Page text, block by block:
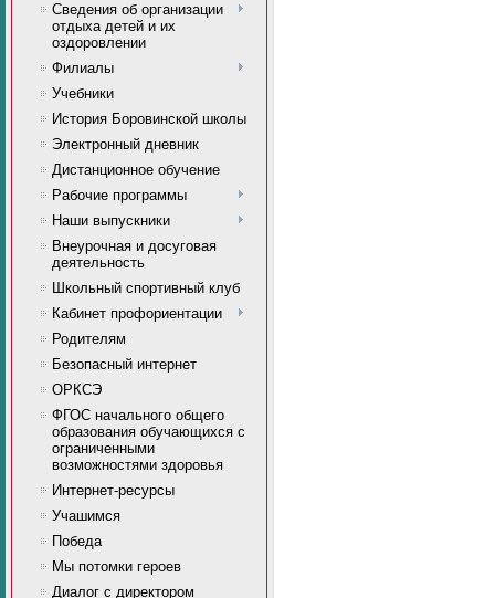
Сведения об организации
отдыха детей и их
оздоровлении
Филиалы
Учебники
История Боровинской школы
Электронный дневник
Дистанционное обучение
Рабочие программы
Наши выпускники
Внеурочная и досуговая
деятельность
Школьный спортивный клуб
Кабинет профориентации
Родителям
Безопасный интернет
ОРКСЭ
ФГОС начального общего
образования обучающихся с
ограниченными
возможностями здоровья
Интернет-ресурсы
Учашимся
Победа
Мы потомки героев
Диалог с директором